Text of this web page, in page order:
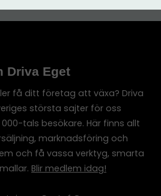
Driva Eget
få ditt företag att växa? Driva
största sajter för oss
tals besökare. Här finns allt
marknadsföring och
och få vassa verktyg, smarta
Blir medlem idag!